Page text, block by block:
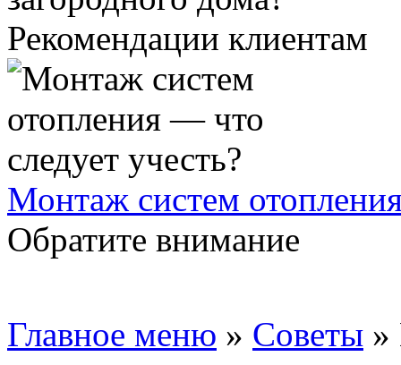
Рекомендации клиентам
Монтаж систем
Обратите внимание
Главное меню » Советы »